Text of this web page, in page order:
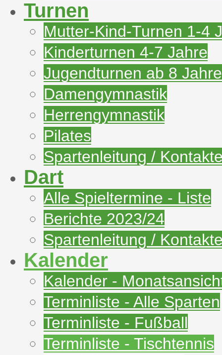
Turnen
Mutter-Kind-Turnen 1-4
Kinderturnen 4-7 Jahre
Jugendturnen ab 8 Jahre
Damengymnastik
Herrengymnastik
Pilates
Spartenleitung /
Dart
Alle Spieltermine - Liste
Berichte 2023/24
Spartenleitung /
Kalender
Kalender -
Terminliste - Alle Sparten
Terminliste - Fußball
Terminliste - Tischtennis